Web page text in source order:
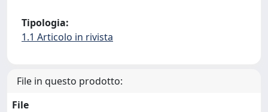
Tipologia:
1.1 Articolo in rivista
File in questo prodotto:
File